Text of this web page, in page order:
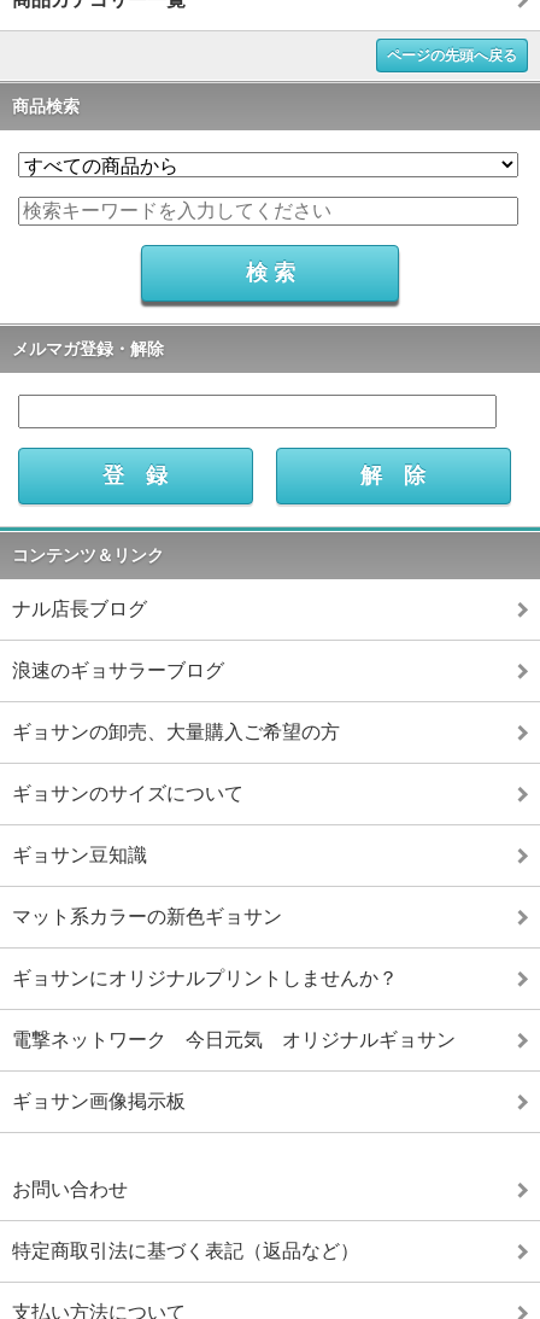
ページの先頭へ戻る
商品検索
メルマガ登録・解除
コンテンツ＆リンク
ナル店長ブログ
浪速のギョサラーブログ
ギョサンの卸売、大量購入ご希望の方
ギョサンのサイズについて
ギョサン豆知識
マット系カラーの新色ギョサン
ギョサンにオリジナルプリントしませんか？
電撃ネットワーク 今日元気 オリジナルギョサン
ギョサン画像掲示板
お問い合わせ
特定商取引法に基づく表記（返品など）
支払い方法について